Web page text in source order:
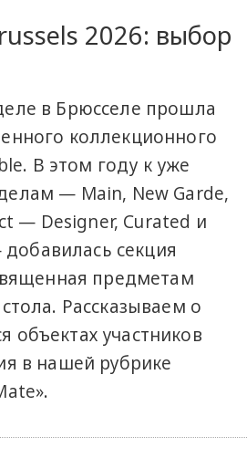
2026: выбор
в Брюсселе прошла
коллекционного
В этом году к уже
— Main, New Garde,
— Designer, Curated и
секция
предметам
Рассказываем о
объектах участников
в нашей рубрике